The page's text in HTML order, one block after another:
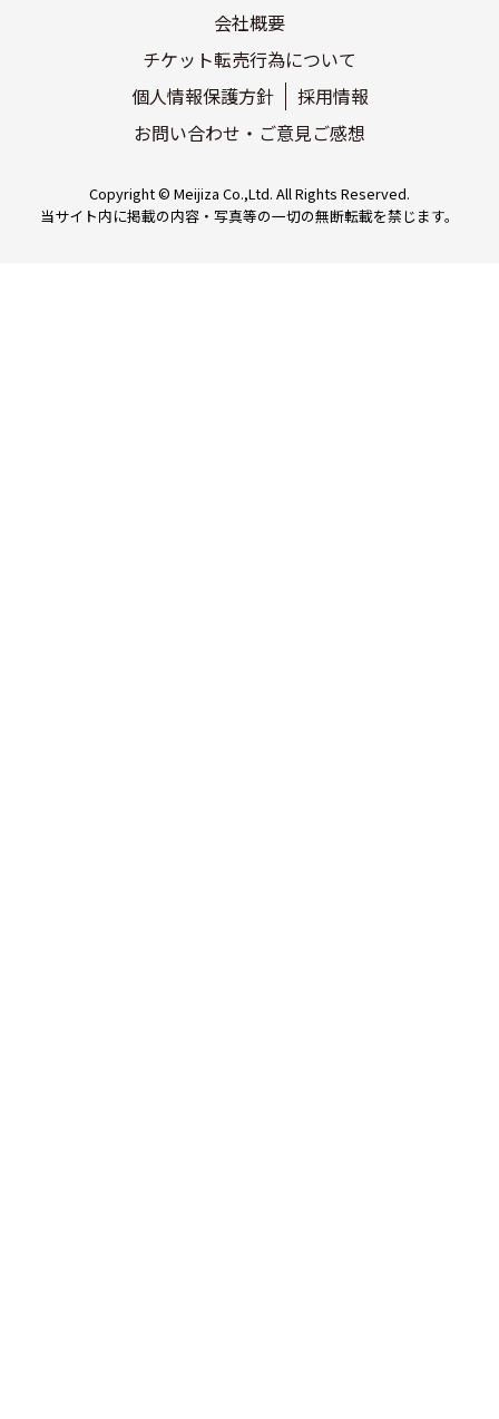
会社概要
チケット転売行為について
個人情報保護方針
採用情報
お問い合わせ・ご意見ご感想
Copyright © Meijiza Co.,Ltd. All Rights Reserved.
当サイト内に掲載の内容・写真等の一切の無断転載を禁じます。